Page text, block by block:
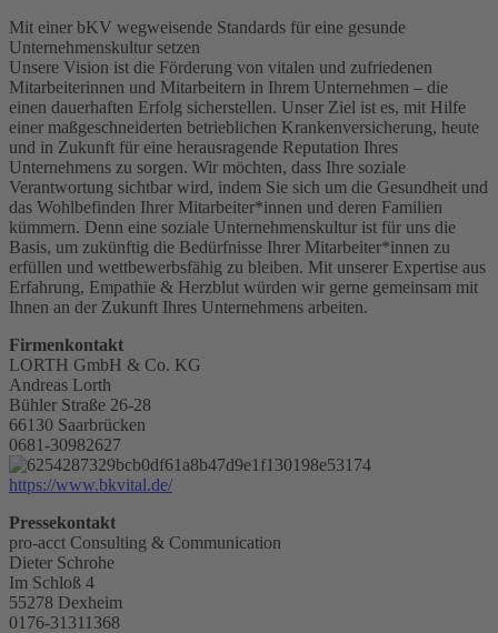
Mit einer bKV wegweisende Standards für eine gesunde
Unternehmenskultur setzen
Unsere Vision ist die Förderung von vitalen und zufriedenen
Mitarbeiterinnen und Mitarbeitern in Ihrem Unternehmen – die
einen dauerhaften Erfolg sicherstellen. Unser Ziel ist es, mit Hilfe
einer maßgeschneiderten betrieblichen Krankenversicherung, heute
und in Zukunft für eine herausragende Reputation Ihres
Unternehmens zu sorgen. Wir möchten, dass Ihre soziale
Verantwortung sichtbar wird, indem Sie sich um die Gesundheit und
das Wohlbefinden Ihrer Mitarbeiter*innen und deren Familien
kümmern. Denn eine soziale Unternehmenskultur ist für uns die
Basis, um zukünftig die Bedürfnisse Ihrer Mitarbeiter*innen zu
erfüllen und wettbewerbsfähig zu bleiben. Mit unserer Expertise aus
Erfahrung, Empathie & Herzblut würden wir gerne gemeinsam mit
Ihnen an der Zukunft Ihres Unternehmens arbeiten.
Firmenkontakt
LORTH GmbH & Co. KG
Andreas Lorth
Bühler Straße 26-28
66130 Saarbrücken
0681-30982627
https://www.bkvital.de/
Pressekontakt
pro-acct Consulting & Communication
Dieter Schrohe
Im Schloß 4
55278 Dexheim
0176-31311368